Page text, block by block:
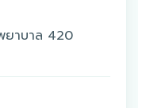
ยาบาล 420